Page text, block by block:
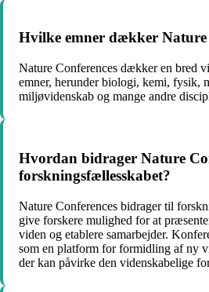
Hvilke emner dækker Nature
Nature Conferences dækker en bred
emner, herunder biologi, kemi, fysik,
miljøvidenskab og mange andre
Hvordan bidrager Nature
forskningsfællesskabet?
Nature Conferences bidrager til
give forskere mulighed for at
viden og etablere samarbejder.
som en platform for formidling af ny
der kan påvirke den videnskabelige